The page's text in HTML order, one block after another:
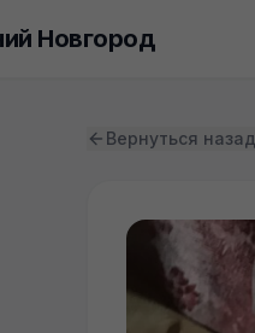
Новгород
Вернуться назад